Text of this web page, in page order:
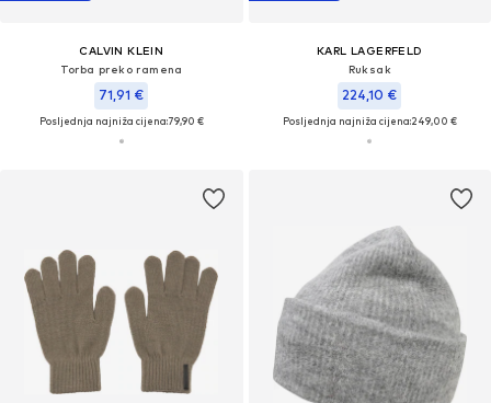
CALVIN KLEIN
Torba preko ramena
71,91 €
Posljednja najniža cijena:79,90 €
KARL LAGERFELD
Ruksak
224,10 €
Posljednja najniža cijena:249,00 €